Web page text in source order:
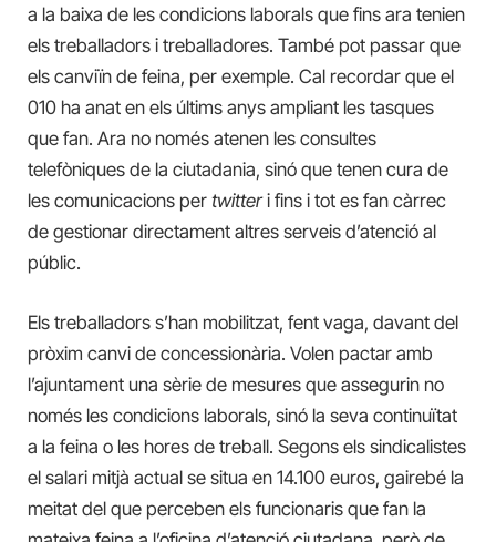
a la baixa de les condicions laborals que fins ara tenien
els treballadors i treballadores. També pot passar que
els canviïn de feina, per exemple. Cal recordar que el
010 ha anat en els últims anys ampliant les tasques
que fan. Ara no només atenen les consultes
telefòniques de la ciutadania, sinó que tenen cura de
les comunicacions per twitteri fins i tot es fan càrrec
de gestionar directament altres serveis d’atenció al
públic.
Els treballadors s’han mobilitzat, fent vaga, davant del
pròxim canvi de concessionària. Volen pactar amb
l’ajuntament una sèrie de mesures que assegurin no
només les condicions laborals, sinó la seva continuïtat
a la feina o les hores de treball. Segons els sindicalistes
el salari mitjà actual se situa en 14.100 euros, gairebé la
meitat del que perceben els funcionaris que fan la